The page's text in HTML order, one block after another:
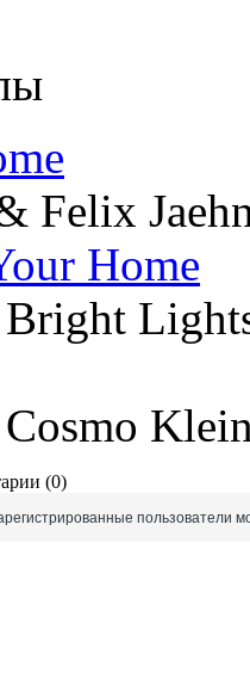
Felix
Home
(0)
пользователи